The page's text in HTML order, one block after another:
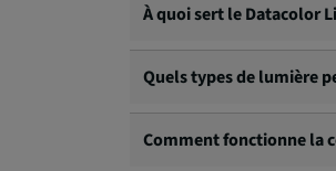
À quoi sert le Datacolor
Quels types de lumière
Comment fonctionne la